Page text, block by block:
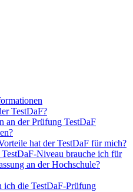
TestDaF?
an der Prüfung TestDaF
hat der TestDaF für mich?
TestDaF-Niveau brauche ich für
an der Hochschule?
ich die TestDaF-Prüfung